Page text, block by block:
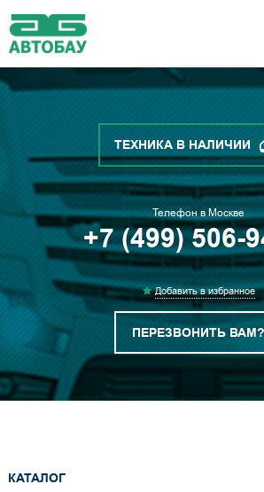
ТЕХНИКА В НАЛИЧИИ
Телефон в Москве
+7 (499) 506-
Добавить в избранное
ПЕРЕЗВОНИТЬ ВАМ?
КАТАЛОГ